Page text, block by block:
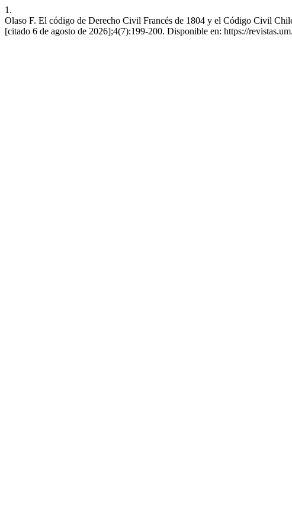
1.
Olaso F. El código de Derecho Civil Francés de 1804 y el Código Civil
[citado 6 de agosto de 2026];4(7):199-200. Disponible en: https://